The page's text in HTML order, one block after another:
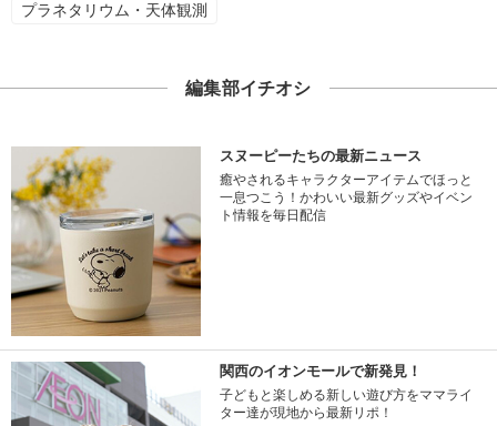
プラネタリウム・天体観測
編集部イチオシ
スヌーピーたちの最新ニュース
癒やされるキャラクターアイテムでほっと
一息つこう！かわいい最新グッズやイベン
ト情報を毎日配信
関西のイオンモールで新発見！
子どもと楽しめる新しい遊び方をママライ
ター達が現地から最新リポ！